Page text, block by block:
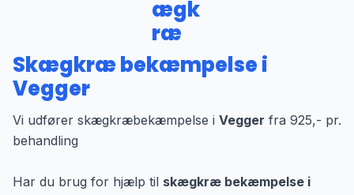
Skægkræ bekæmpelse i
Vegger
Vi udfører skægkræbekæmpelse i Vegger fra 925,- pr.
behandling
Har du brug for hjælp til skægkræ bekæmpelse i